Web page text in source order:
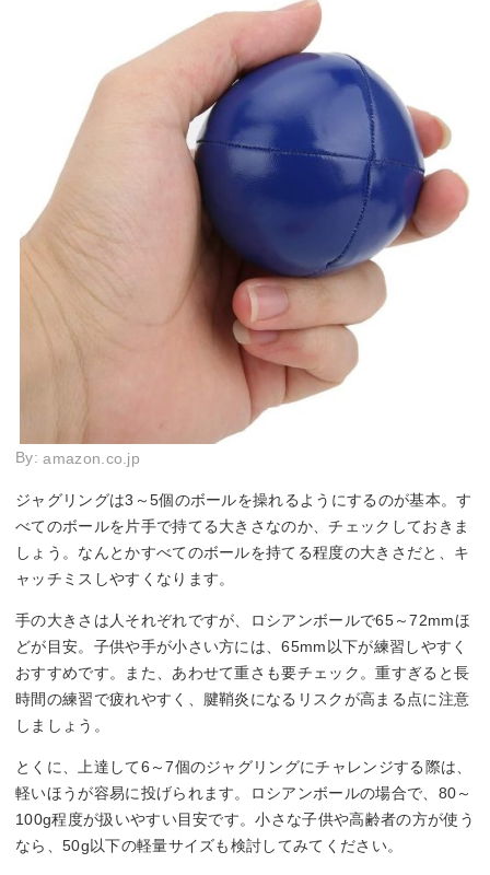
By:amazon.co.jp
ジャグリングは3～5個のボールを操れるようにするのが基本。す
べてのボールを片手で持てる大きさなのか、チェックしておきま
しょう。なんとかすべてのボールを持てる程度の大きさだと、キ
ャッチミスしやすくなります。
手の大きさは人それぞれですが、ロシアンボールで65～72mmほ
どが目安。子供や手が小さい方には、65mm以下が練習しやすく
おすすめです。また、あわせて重さも要チェック。重すぎると長
時間の練習で疲れやすく、腱鞘炎になるリスクが高まる点に注意
しましょう。
とくに、上達して6～7個のジャグリングにチャレンジする際は、
軽いほうが容易に投げられます。ロシアンボールの場合で、80～
100g程度が扱いやすい目安です。小さな子供や高齢者の方が使う
なら、50g以下の軽量サイズも検討してみてください。